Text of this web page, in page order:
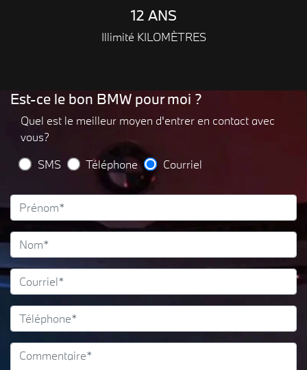
12 ANS
Illimité KILOMÈTRES
Est-ce le bon BMW pour moi ?
Quel est le meilleur moyen d'entrer en contact avec
vous?
SMS
Téléphone Courriel